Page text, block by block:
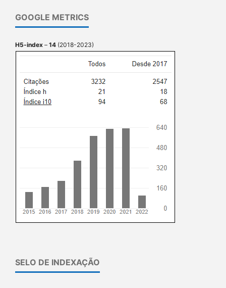
GOOGLE METRICS
H5-index – 14 (2018-2023)
SELO DE INDEXAÇÃO